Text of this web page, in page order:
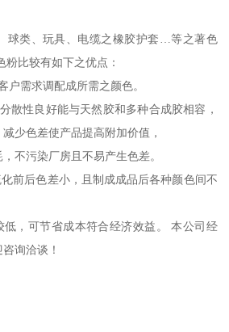
球类、玩具、电缆之橡胶护套…等之著色
粉比较有如下之优点：
户需求调配成所需之颜色。
散性良好能与天然胶和多种合成胶相容，
少色差使产品提高附加价值，
不污染厂房且不易产生色差。
前后色差小，且制成成品后各种颜色间不
低，可节省成本符合经济效益。 本公司经
询洽谈！